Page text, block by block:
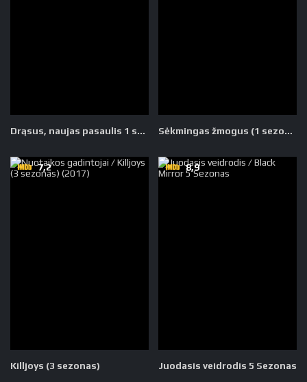
Drąsus, naujas pasaulis 1 sezonas Sėkmingas žmogus (1 sezonas)
Killjoys (3 sezonas)
7,2
Juodasis veidrodis 5 Sezonas
8,9